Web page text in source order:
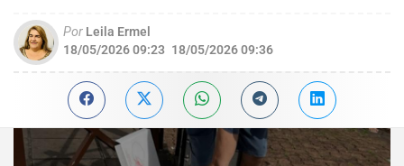
Por Leila Ermel
18/05/2026 09:23 18/05/2026 09:36